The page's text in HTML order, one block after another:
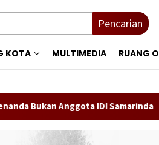
Pencarian
KOTA MULTIMEDIA RUANG
IDI Samarinda